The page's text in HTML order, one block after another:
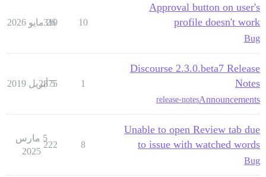
Approval button on user's
profile doesn't work
Bug
10
310
26 مايو 2026
Discourse 2.3.0.beta7 Release
Notes
Announcements
release-notes
1
2875
5 أبريل 2019
Unable to open Review tab due
to issue with watched words
Bug
8
222
5 مارس
2025